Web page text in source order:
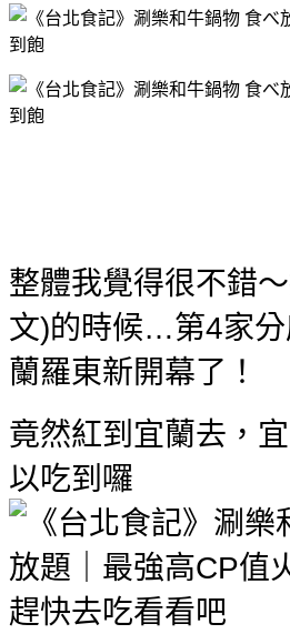
整體我覺得很不錯
文)的時候…第4家分
蘭羅東新開幕了！
竟然紅到宜蘭去，
以吃到囉
趕快去吃看看吧